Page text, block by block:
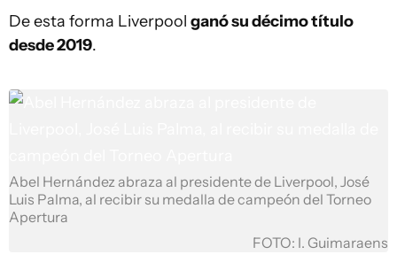
De esta forma Liverpool ganó su décimo título
desde 2019.
Abel Hernández abraza al presidente de Liverpool, José
Luis Palma, al recibir su medalla de campeón del Torneo
Apertura
FOTO: I. Guimaraens